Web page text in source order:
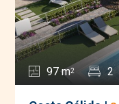
97 m2 2